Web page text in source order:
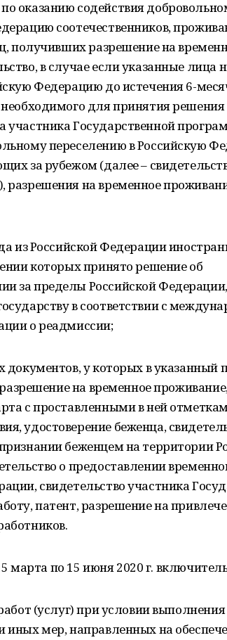
оказанию содействия
соотечественников,
получивших разрешение на
в случае если указанные лица
Федерацию до истечения 6-
для принятия решения
участника Государственной
переселению в Российскую
за рубежом (далее –
разрешения на временное
из Российской Федерации
которых принято решение об
за пределы Российской
в соответствии с
о реадмиссии;
документов, у которых в указанный
на временное
с проставленными в ней
удостоверение беженца,
беженцем на территории
о предоставлении
свидетельство участника
патент, разрешение на
марта по 15 июня 2020 г.
(услуг) при условии
иных мер, направленных на